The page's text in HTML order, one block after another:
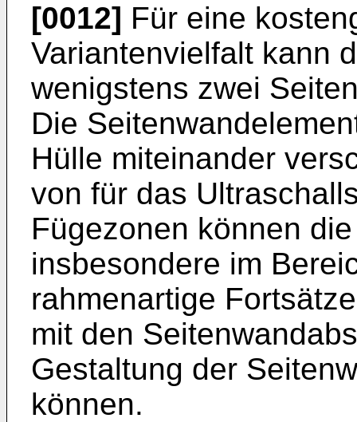
[0012] Für eine
Variantenvielfalt kann
wenigstens zwei
Die
Hülle miteinander
von für das
Fügezonen können
insbesondere im
rahmenartige
mit den
Gestaltung der
können.